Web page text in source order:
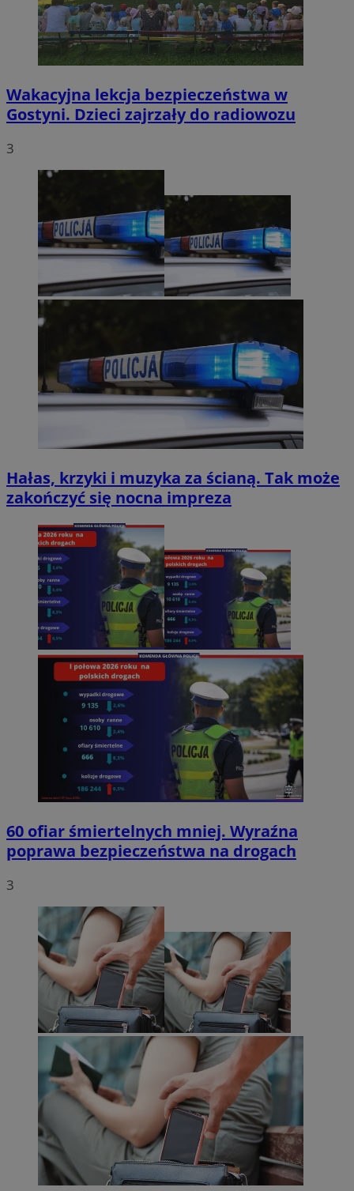
Wakacyjna lekcja bezpieczeństwa w
Gostyni. Dzieci zajrzały do radiowozu
3
Hałas, krzyki i muzyka za ścianą. Tak może
zakończyć się nocna impreza
60 ofiar śmiertelnych mniej. Wyraźna
poprawa bezpieczeństwa na drogach
3